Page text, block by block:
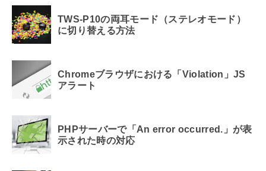
TWS-P10の両耳モード（ステレオモード）
に切り替える方法
Chromeブラウザにおける「Violation」JS
アラート
PHPサーバーで「An error occurred.」が表
示された時の対応